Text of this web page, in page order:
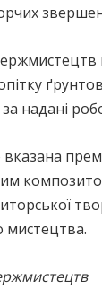
надані
мистецтва.